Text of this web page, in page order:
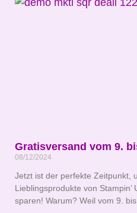
Gratisversand vom 9.
08/12/2024
Jetzt ist der perfekte Zeitpunkt,
Lieblingsprodukte von
sparen! Warum? Weil vom 9.